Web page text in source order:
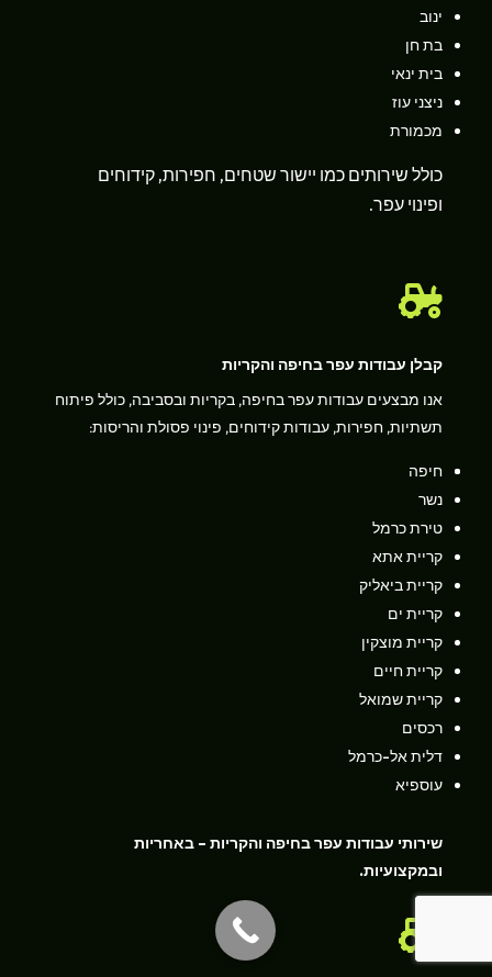
ינוב
בת חן
בית ינאי
ניצני עוז
מכמורת
כולל שירותים כמו יישור שטחים, חפירות, קידוחים
ופינוי עפר.

קבלן עבודות עפר בחיפה והקריות
אנו מבצעים עבודות עפר בחיפה, בקריות ובסביבה, כולל פיתוח
תשתיות, חפירות, עבודות קידוחים, פינוי פסולת והריסות:
חיפה
נשר
טירת כרמל
קריית אתא
קריית ביאליק
קריית ים
קריית מוצקין
קריית חיים
קריית שמואל
רכסים
דלית אל-כרמל
עוספיא
שירותי עבודות עפר בחיפה והקריות – באחריות
ובמקצועיות.
